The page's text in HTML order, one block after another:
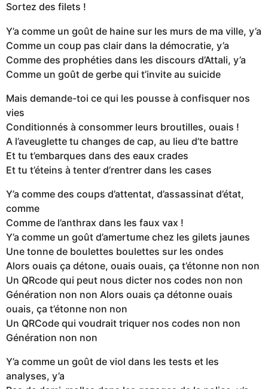
Sortez des filets !
Y’a comme un goût de haine sur les murs de ma ville, y’a
Comme un coup pas clair dans la démocratie, y’a
Comme des prophéties dans les discours d’Attali, y’a
Comme un goût de gerbe qui t’invite au suicide
Mais demande-toi ce qui les pousse à confisquer nos
vies
Conditionnés à consommer leurs broutilles, ouais !
A l’aveuglette tu changes de cap, au lieu d’te battre
Et tu t’embarques dans des eaux crades
Et tu t’éteins à tenter d’rentrer dans les cases
Y’a comme des coups d’attentat, d’assassinat d’état,
comme
Comme de l’anthrax dans les faux vax !
Y’a comme un goût d’amertume chez les gilets jaunes
Une tonne de boulettes boulettes sur les ondes
Alors ouais ça détone, ouais ouais, ça t’étonne non non
Un QRcode qui peut nous dicter nos codes non non
Génération non non Alors ouais ça détonne ouais
ouais, ça t’étonne non non
Un QRCode qui voudrait triquer nos codes non non
Génération non non
Y’a comme un goût de viol dans les tests et les
analyses, y’a